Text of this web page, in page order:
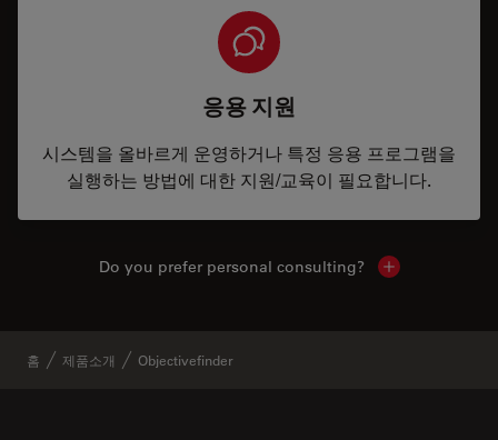
응용 지원
시스템을 올바르게 운영하거나 특정 응용 프로그램을
실행하는 방법에 대한 지원/교육이 필요합니다.
Do you prefer personal consulting? Show local
홈 제품소개 Objectivefinder